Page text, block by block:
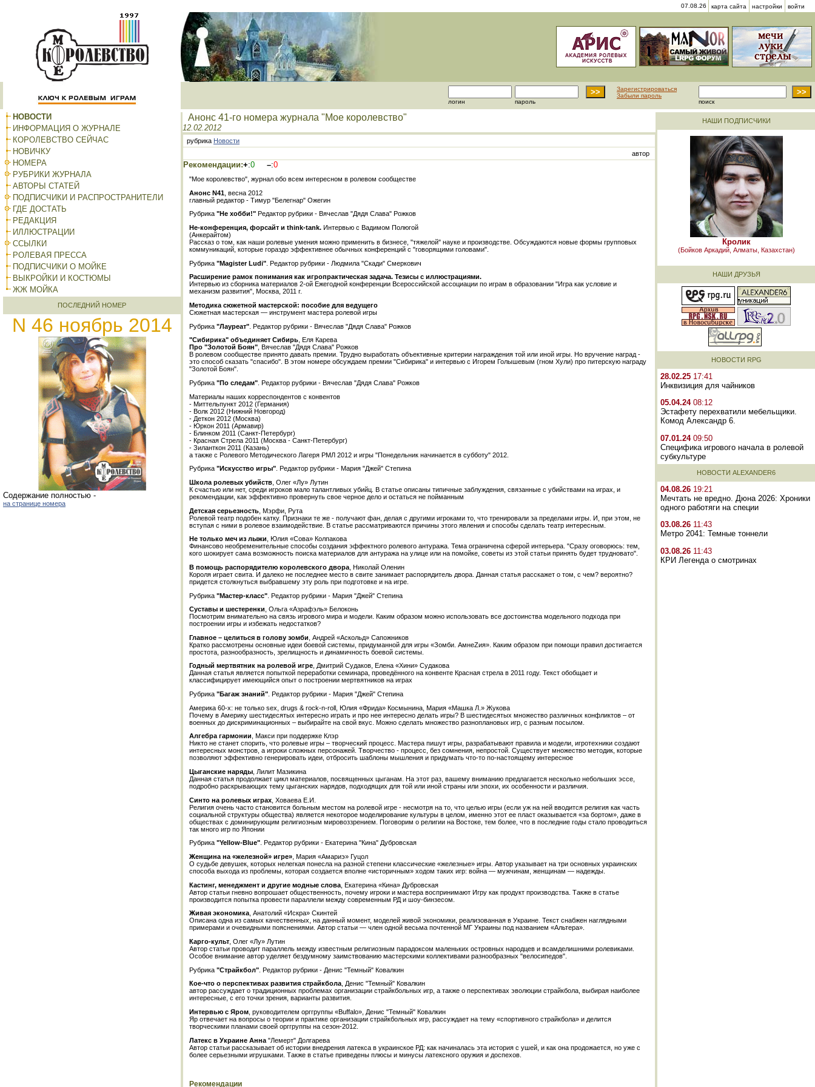
07.08.26 карта сайта настройки войти
Зарегистрироваться
Забыли пароль
логин
пароль поиск
НОВОСТИ
ИНФОРМАЦИЯ О ЖУРНАЛЕ
КОРОЛЕВСТВО СЕЙЧАС
НОВИЧКУ
НОМЕРА
РУБРИКИ ЖУРНАЛА
АВТОРЫ СТАТЕЙ
ПОДПИСЧИКИ И РАСПРОСТРАНИТЕЛИ
ГДЕ ДОСТАТЬ
РЕДАКЦИЯ
ИЛЛЮСТРАЦИИ
ССЫЛКИ
РОЛЕВАЯ ПРЕССА
ПОДПИСЧИКИ О МОЙКЕ
ВЫКРОЙКИ И КОСТЮМЫ
ЖЖ МОЙКА
ПОСЛЕДНИЙ НОМЕР
N 46 ноябрь 2014
Cодержание полностью -
на странице номера
Анонс 41-го номера журнала "Мое королевство"
12.02.2012
рубрика Новости
автор
Рекомендации:+:0 –:0
"Мое королевство", журнал обо всем интересном в ролевом сообществе
Анонс N41 , весна 2012
главный редактор - Тимур "Белегнар" Ожегин
Рубрика "Не хобби!" Редактор рубрики - Вячеслав "Дядя Слава" Рожков
Не-конференция, форсайт и think-tank. Интервью с Вадимом Полюгой
(Анкерайтом)
Рассказ о том, как наши ролевые умения можно применить в бизнесе, "тяжелой" науке и производстве. Обсуждаются новые формы групповых
коммуникаций, которые гораздо эффективнее обычных конференций с "говорящими головами".
Рубрика "Magister Ludi" . Редактор рубрики - Людмила "Скади" Смеркович
Расширение рамок понимания как игропрактическая задача. Тезисы с иллюстрациями.
Интервью из сборника материалов 2-ой Ежегодной конференции Всероссийской ассоциации по играм в образовании "Игра как условие и
механизм развития", Москва, 2011 г.
Методика сюжетной мастерской: пособие для ведущего
Сюжетная мастерская — инструмент мастера ролевой игры
Рубрика "Лауреат" . Редактор рубрики - Вячеслав "Дядя Слава" Рожков
"Сибирика" объединяет Сибирь , Еля Карева
Про "Золотой Боян" , Вячеслав "Дядя Слава" Рожков
В ролевом сообществе принято давать премии. Трудно выработать объективные критерии награждения той или иной игры. Но вручение наград -
это способ сказать "спасибо". В этом номере обсуждаем премии "Сибирика" и интервью с Игорем Голышевым (гном Хули) про питерскую награду
"Золотой Боян".
Рубрика "По следам" . Редактор рубрики - Вячеслав "Дядя Слава" Рожков
Материалы наших корреспондентов с конвентов
- Миттельпункт 2012 (Германия)
- Волк 2012 (Нижний Новгород)
- Деткон 2012 (Москва)
- Юркон 2011 (Армавир)
- Блинком 2011 (Санкт-Петербург)
- Красная Стрела 2011 (Москва - Санкт-Петербург)
- Зиланткон 2011 (Казань)
а также с Ролевого Методического Лагеря РМЛ 2012 и игры "Понедельник начинается в субботу" 2012.
Рубрика "Искусство игры" . Редактор рубрики - Мария "Джей" Степина
Школа ролевых убийств , Олег «Лу» Лутин
К счастью или нет, среди игроков мало талантливых убийц. В статье описаны типичные заблуждения, связанные с убийствами на играх, и
рекомендации, как эффективно провернуть свое черное дело и остаться не пойманным
Детская серьезность , Мэрфи, Рута
Ролевой театр подобен катку. Признаки те же - получают фан, делая с другими игроками то, что тренировали за пределами игры. И, при этом, не
вступая с ними в ролевое взаимодействие. В статье рассматриваются причины этого явления и способы сделать театр интересным.
Не только меч из лыжи , Юлия «Сова» Колпакова
Финансово необременительные способы создания эффектного ролевого антуража. Тема ограничена сферой интерьера. "Сразу оговорюсь: тем,
кого шокирует сама возможность поиска материалов для антуража на улице или на помойке, советы из этой статьи принять будет трудновато".
В помощь распорядителю королевского двора , Николай Оленин
Короля играет свита. И далеко не последнее место в свите занимает распорядитель двора. Данная статья расскажет о том, с чем? вероятно?
придется столкнуться выбравшему эту роль при подготовке и на игре.
Рубрика "Мастер-класс" . Редактор рубрики - Мария "Джей" Степина
Суставы и шестеренки , Ольга «Азрафэль» Белоконь
Посмотрим внимательно на связь игрового мира и модели. Каким образом можно использовать все достоинства модельного подхода при
построении игры и избежать недостатков?
Главное – целиться в голову зомби , Андрей «Аскольд» Сапожников
Кратко рассмотрены основные идеи боевой системы, придуманной для игры «Зомби. АмнеZия». Каким образом при помощи правил достигается
простота, разнообразность, зрелищность и динамичность боевой системы.
Годный мертвятник на ролевой игре, Дмитрий Судаков, Елена «Хини» Судакова
Данная статья является попыткой переработки семинара, проведённого на конвенте Красная стрела в 2011 году. Текст обобщает и
классифицирует имеющийся опыт о построении мертвятников на играх
Рубрика "Багаж знаний" . Редактор рубрики - Мария "Джей" Степина
Америка 60-х: не только sex, drugs & rock-n-roll, Юлия «Фрида» Космынина, Мария «Машка Л.» Жукова
Почему в Америку шестидесятых интересно играть и про нее интересно делать игры? В шестидесятых множество различных конфликтов – от
военных до дискриминационных – выбирайте на свой вкус. Можно сделать множество разноплановых игр, с разным посылом.
Алгебра гармонии, Макси при поддержке Клэр
Никто не станет спорить, что ролевые игры – творческий процесс. Мастера пишут игры, разрабатывают правила и модели, игротехники создают
интересных монстров, а игроки сложных персонажей. Творчество - процесс, без сомнения, непростой. Существует множество методик, которые
позволяют эффективно генерировать идеи, отбросить шаблоны мышления и придумать что-то по-настоящему интересное
Цыганские наряды , Лилит Мазикина
Данная статья продолжает цикл материалов, посвященных цыганам. На этот раз, вашему вниманию предлагается несколько небольших эссе,
подробно раскрывающих тему цыганских нарядов, подходящих для той или иной страны или эпохи, их особенности и различия.
Синто на ролевых играх , Ховаева Е.И.
Религия очень часто становится больным местом на ролевой игре - несмотря на то, что целью игры (если уж на ней вводится религия как часть
социальной структуры общества) является некоторое моделирование культуры в целом, именно этот ее пласт оказывается «за бортом», даже в
обществах с доминирующим религиозным мировоззрением. Поговорим о религии на Востоке, тем более, что в последние годы стало проводиться
так много игр по Японии
Рубрика "Yellow-Blue". Редактор рубрики - Екатерина "Кина" Дубровская
Женщина на «железной» игре» , Мария «Амариэ» Гуцол
О судьбе девушек, которых нелегкая понесла на разной степени классические «железные» игры. Автор указывает на три основных украинских
способа выхода из проблемы, которая создается вполне «историчным» ходом таких игр: война — мужчинам, женщинам — надежды.
Кастинг, менеджмент и другие модные слова , Екатерина «Кина» Дубровская
Автор статьи гневно вопрошает общественность, почему игроки и мастера воспринимают Игру как продукт производства. Также в статье
производится попытка провести параллели между современным РД и шоу-бинзесом.
Живая экономика , Анатолий «Искра» Скинтей
Описана одна из самых качественных, на данный момент, моделей живой экономики, реализованная в Украине. Текст снабжен наглядными
примерами и очевидными пояснениями. Автор статьи — член одной весьма почтенной МГ Украины под названием «Альтера».
Карго-культ , Олег «Лу» Лутин
Автор статьи проводит параллель между известным религиозным парадоксом маленьких островных народцев и всамделишними ролевиками.
Особое внимание автор уделяет бездумному заимствованию мастерскими коллективами разнообразных "велосипедов".
Рубрика "Страйкбол" . Редактор рубрики - Денис "Темный" Ковалкин
Кое-что о перспективах развития страйкбола , Денис "Темный" Ковалкин
автор рассуждает о традиционных проблемах организации страйкбольных игр, а также о перспективах эволюции страйкбола, выбирая наиболее
интересные, с его точки зрения, варианты развития.
Интервью с Яром , руководителем орггруппы «Buffalo», Денис "Темный" Ковалкин
Яр отвечает на вопросы о теории и практике организации страйкбольных игр, рассуждает на тему «спортивного страйкбола» и делится
творческими планами своей орггруппы на сезон-2012.
Латекс в Украине Анна "Лемерт" Долгарева
Автор статьи рассказывает об истории внедрения латекса в украинское РД: как начиналась эта история с ушей, и как она продожается, но уже с
более серьезными игрушками. Также в статье приведены плюсы и минусы латексного оружия и доспехов.
Рекомендации
НАШИ ПОДПИСЧИКИ
Кролик
(Бойков Аркадий, Алматы, Казахстан)
НАШИ ДРУЗЬЯ
НОВОСТИ RPG
28.02.25 17:41
Инквизиция для чайников
05.04.2408:12
Эстафету перехватили мебельщики.
Комод Александр 6.
07.01.2409:50
Специфика игрового начала в ролевой
субкультуре
НОВОСТИ ALEXANDER6
04.08.26 19:21
Мечтать не вредно. Дюна 2026: Хроники
одного работяги на специи
03.08.26 11:43
Метро 2041: Темные тоннели
03.08.26 11:43
КРИ Легенда о смотринах